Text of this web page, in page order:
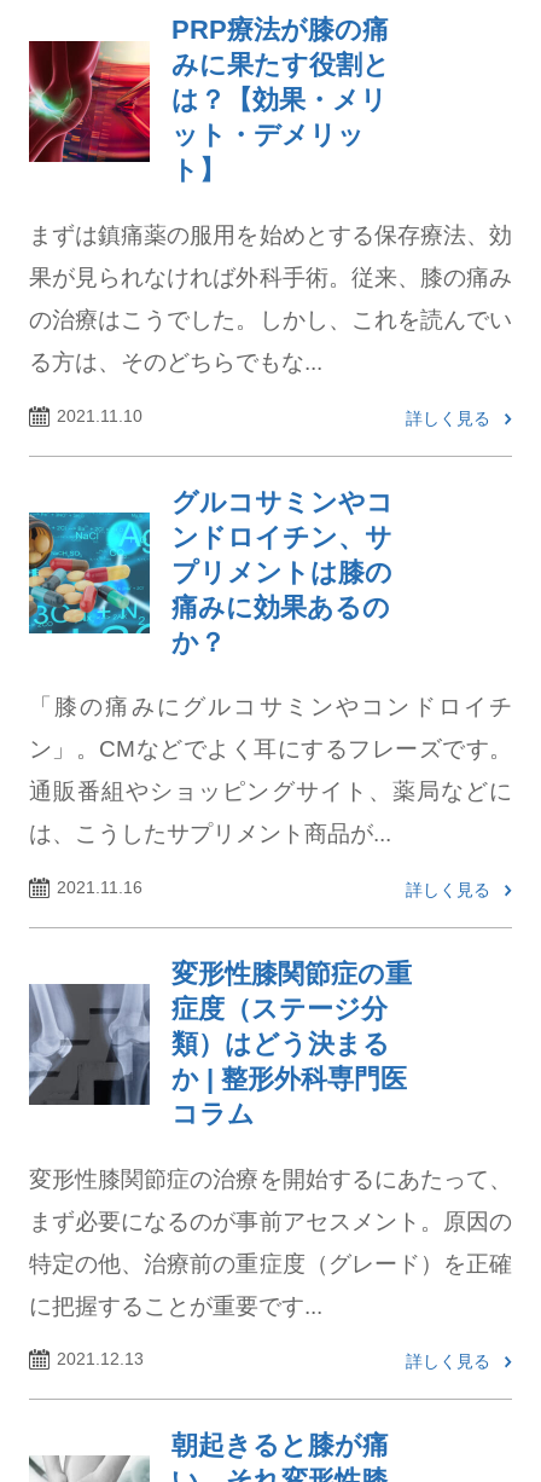
PRP療法が膝の痛
みに果たす役割と
は？【効果・メリ
ット・デメリッ
ト】
まずは鎮痛薬の服用を始めとする保存療法、効
果が見られなければ外科手術。従来、膝の痛み
の治療はこうでした。しかし、これを読んでい
る方は、そのどちらでもな...
2021.11.10 詳しく見る
グルコサミンやコ
ンドロイチン、サ
プリメントは膝の
痛みに効果あるの
か？
「膝の痛みにグルコサミンやコンドロイチ
ン」。CMなどでよく耳にするフレーズです。
通販番組やショッピングサイト、薬局などに
は、こうしたサプリメント商品が...
2021.11.16 詳しく見る
変形性膝関節症の重
症度（ステージ分
類）はどう決まる
か | 整形外科専門医
コラム
変形性膝関節症の治療を開始するにあたって、
まず必要になるのが事前アセスメント。原因の
特定の他、治療前の重症度（グレード）を正確
に把握することが重要です...
2021.12.13 詳しく見る
朝起きると膝が痛